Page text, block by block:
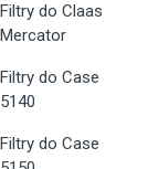
Filtry do Claas
Mercator
Filtry do Case
5140
Filtry do Case